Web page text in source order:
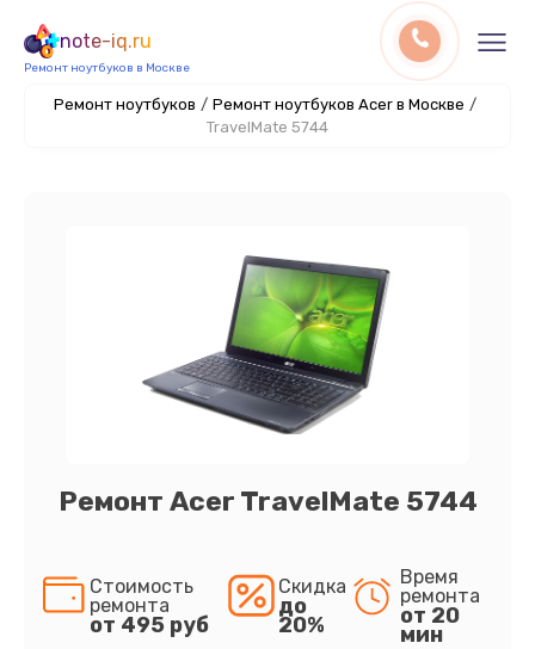
note-iq.ru
Ремонт ноутбуков в Москве
Ремонт ноутбуков / Ремонт ноутбуков Acer в Москве /
TravelMate 5744
Ремонт Acer TravelMate 5744
Стоимость
ремонта
от 495 руб
Скидка
до
20%
Время
ремонта
от 20
мин